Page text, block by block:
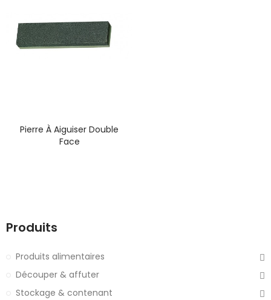
Pierre À Aiguiser Double
Face
Produits
Produits alimentaires
Découper & affuter
Stockage & contenant